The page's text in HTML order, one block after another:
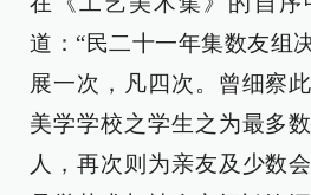
道：“民二十一年集数友组
展一次，凡四次。曾细察
美学学校之学生之为最多
人，再次则为亲友及少数